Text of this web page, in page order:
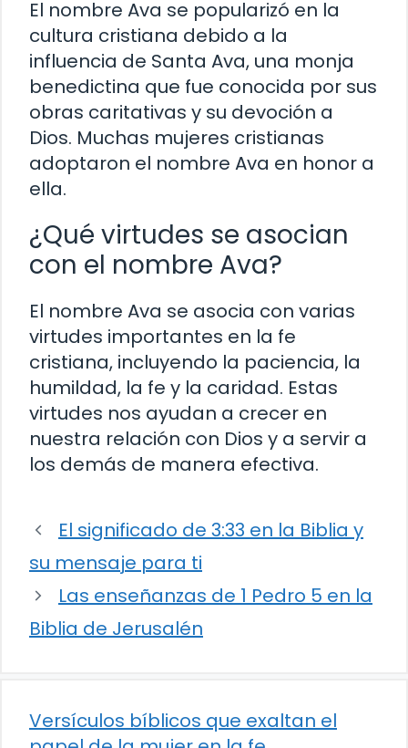
El nombre Ava se popularizó en la
cultura cristiana debido a la
influencia de Santa Ava, una monja
benedictina que fue conocida por sus
obras caritativas y su devoción a
Dios. Muchas mujeres cristianas
adoptaron el nombre Ava en honor a
ella.
¿Qué virtudes se asocian
con el nombre Ava?
El nombre Ava se asocia con varias
virtudes importantes en la fe
cristiana, incluyendo la paciencia, la
humildad, la fe y la caridad. Estas
virtudes nos ayudan a crecer en
nuestra relación con Dios y a servir a
los demás de manera efectiva.
El significado de 3:33 en la Biblia y
su mensaje para ti
Las enseñanzas de 1 Pedro 5 en la
Biblia de Jerusalén
Versículos bíblicos que exaltan el